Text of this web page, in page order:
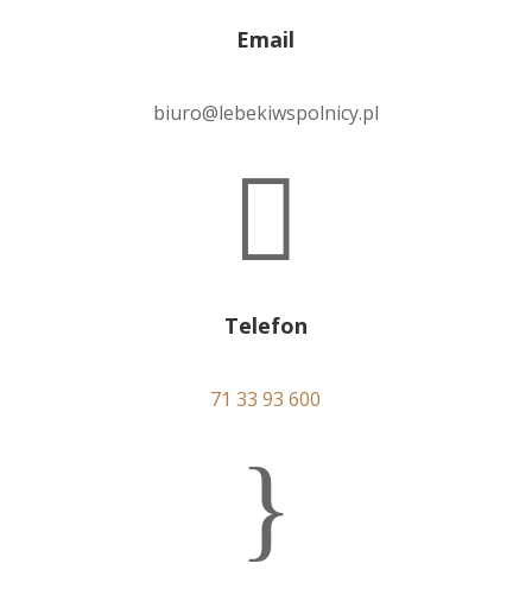
Email
biuro@lebekiwspolnicy.pl

Telefon
71 33 93 600
}